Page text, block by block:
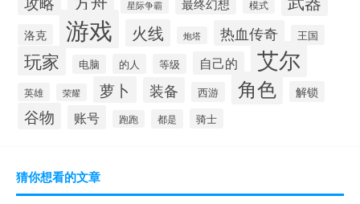
星际争霸 模式
洛克 游戏 火线 炮塔 热血传奇 王国
玩家 电脑 的人 等级 自己的 艾尔
英雄 荣耀 萝卜 装备 西游 角色 解锁
谷物 账号 跑跑 都是 骑士
猜你想看的文章